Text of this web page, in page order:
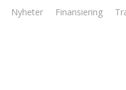
Nyheter Finansiering